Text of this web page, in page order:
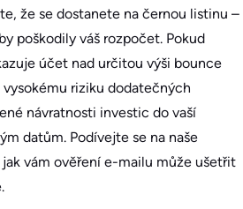
že se dostanete na černou listinu –
poškodily váš rozpočet. Pokud
účet nad určitou výši bounce
riziku dodatečných
návratnosti investic do vaší
datům. Podívejte se na naše
vám ověření e-mailu může ušetřit